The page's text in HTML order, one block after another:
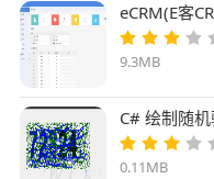
eCRM(E客
v1.0.16
9.3MB
C# 绘制随
0.11MB